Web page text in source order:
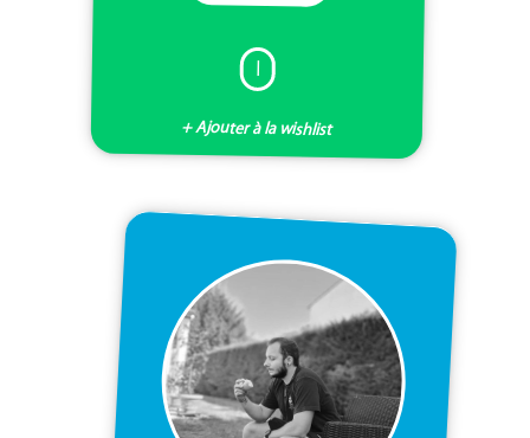
I
+ Ajouter à la wishlist